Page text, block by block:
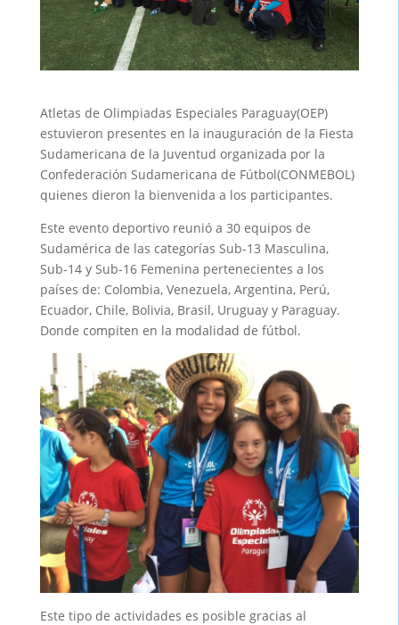
Atletas de Olimpiadas Especiales Paraguay(OEP)
estuvieron presentes en la inauguración de la Fiesta
Sudamericana de la Juventud organizada por la
Confederación Sudamericana de Fútbol(CONMEBOL)
quienes dieron la bienvenida a los participantes.
Este evento deportivo reunió a 30 equipos de
Sudamérica de las categorías Sub-13 Masculina,
Sub-14 y Sub-16 Femenina pertenecientes a los
países de: Colombia, Venezuela, Argentina, Perú,
Ecuador, Chile, Bolivia, Brasil, Uruguay y Paraguay.
Donde compiten en la modalidad de fútbol.
Este tipo de actividades es posible gracias al